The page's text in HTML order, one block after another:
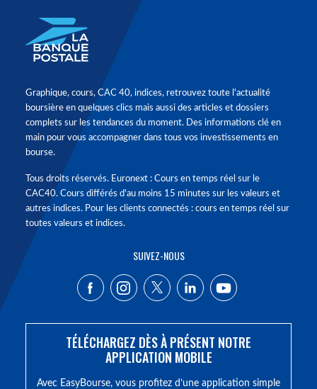
Graphique, cours, CAC 40, indices, retrouvez toute l'actualité
boursière en quelques clics mais aussi des articles et dossiers
complets sur les tendances du moment. Des informations clé en
main pour vous accompagner dans tous vos investissements en
bourse.
Tous droits réservés. Euronext : Cours en temps réel sur le
CAC40. Cours différés d'au moins 15 minutes sur les valeurs et
autres indices. Pour les clients connectés : cours en temps réel sur
toutes valeurs et indices.
SUIVEZ-NOUS
TÉLÉCHARGEZ DÈS À PRÉSENT NOTRE
APPLICATION MOBILE
Avec EasyBourse, vous profitez d’une application simple